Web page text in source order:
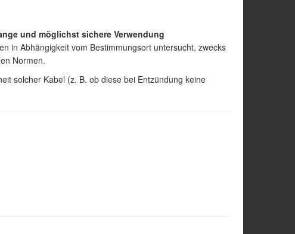
und möglichst sichere Verwendung
in Abhängigkeit vom Bestimmungsort untersucht, zwecks
Normen.
solcher Kabel (z. B. ob diese bei Entzündung keine